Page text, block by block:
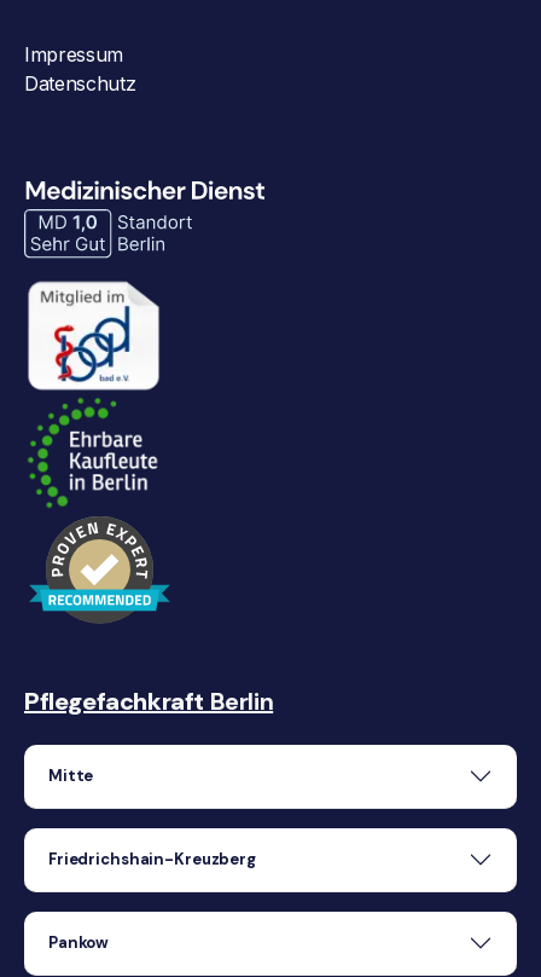
Impressum
Datenschutz
Pflegefachkraft Berlin
Mitte
Friedrichshain-Kreuzberg
Pankow